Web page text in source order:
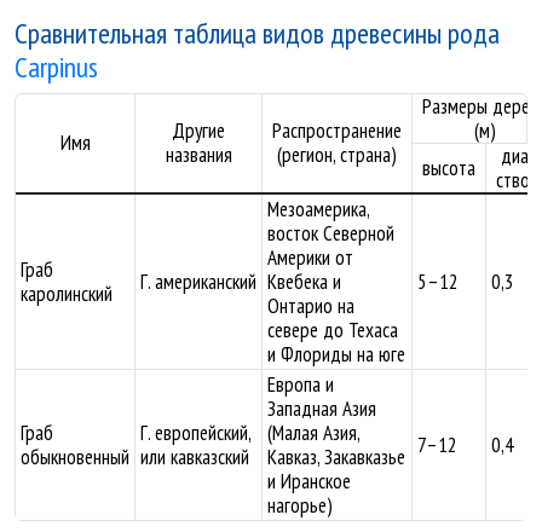
Сравнительная таблица видов древесины рода
Carpinus
Имя
Другие
названия
Распространение
(регион, страна)
Размеры
(м)
высота
диам.
Граб
каролинский
Г. американский
Мезоамерика,
восток Северной
Америки от
Квебека и
Онтарио на
севере до Техаса
и Флориды на юге
5–12 0,3
Граб
обыкновенный
Г. европейский,
или кавказский
Европа и
Западная Азия
(Малая Азия,
Кавказ, Закавказье
и Иранское
нагорье)
7–12 0,4